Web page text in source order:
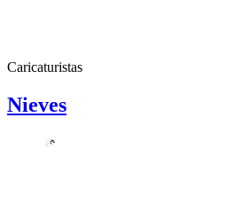
Caricaturistas
Nieves